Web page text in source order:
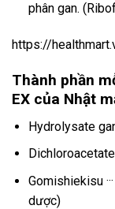
phân gan.
https://
Thành phần
EX của Nhật
Hydrolysate
Gomishiekisu
dược)